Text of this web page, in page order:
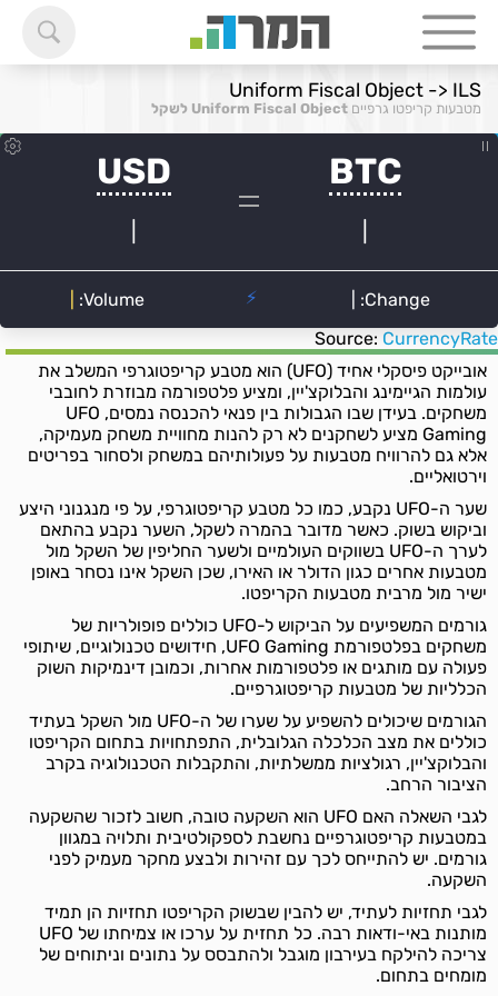
Uniform Fiscal Object -> ILS
מטבעות קריפטו גרפיים Uniform Fiscal Object לשקל
Source: CurrencyRate
אובייקט פיסקלי אחיד (UFO) הוא מטבע קריפטוגרפי המשלב את
עולמות הגיימינג והבלוקצ'יין, ומציע פלטפורמה מבוזרת לחובבי
משחקים. בעידן שבו הגבולות בין פנאי להכנסה נמסים, UFO
Gaming מציע לשחקנים לא רק להנות מחוויית משחק מעמיקה,
אלא גם להרוויח מטבעות על פעולותיהם במשחק ולסחור בפריטים
וירטואליים.
שער ה-UFO נקבע, כמו כל מטבע קריפטוגרפי, על פי מנגנוני היצע
וביקוש בשוק. כאשר מדובר בהמרה לשקל, השער נקבע בהתאם
לערך ה-UFO בשווקים העולמיים ולשער החליפין של השקל מול
מטבעות אחרים כגון הדולר או האירו, שכן השקל אינו נסחר באופן
ישיר מול מרבית מטבעות הקריפטו.
גורמים המשפיעים על הביקוש ל-UFO כוללים פופולריות של
משחקים בפלטפורמת UFO Gaming, חידושים טכנולוגיים, שיתופי
פעולה עם מותגים או פלטפורמות אחרות, וכמובן דינמיקות השוק
הכלליות של מטבעות קריפטוגרפיים.
הגורמים שיכולים להשפיע על שערו של ה-UFO מול השקל בעתיד
כוללים את מצב הכלכלה הגלובלית, התפתחויות בתחום הקריפטו
והבלוקצ'יין, רגולציות ממשלתיות, והתקבלות הטכנולוגיה בקרב
הציבור הרחב.
לגבי השאלה האם UFO הוא השקעה טובה, חשוב לזכור שהשקעה
במטבעות קריפטוגרפיים נחשבת לספקולטיבית ותלויה במגוון
גורמים. יש להתייחס לכך עם זהירות ולבצע מחקר מעמיק לפני
השקעה.
לגבי תחזיות לעתיד, יש להבין שבשוק הקריפטו תחזיות הן תמיד
מותנות באי-ודאות רבה. כל תחזית על ערכו או צמיחתו של UFO
צריכה להילקח בעירבון מוגבל ולהתבסס על נתונים וניתוחים של
מומחים בתחום.